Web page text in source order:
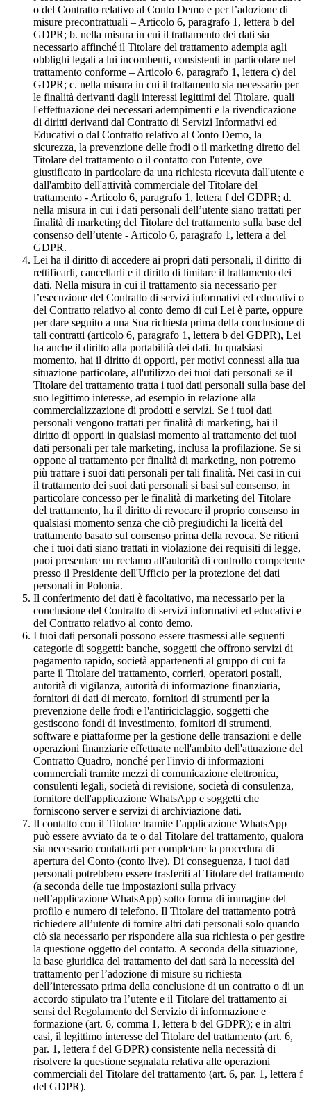
o del Contratto relativo al Conto Demo e per l’adozione di
misure precontrattuali – Articolo 6, paragrafo 1, lettera b del
GDPR; b. nella misura in cui il trattamento dei dati sia
necessario affinché il Titolare del trattamento adempia agli
obblighi legali a lui incombenti, consistenti in particolare nel
trattamento conforme – Articolo 6, paragrafo 1, lettera c) del
GDPR; c. nella misura in cui il trattamento sia necessario per
le finalità derivanti dagli interessi legittimi del Titolare, quali
l'effettuazione dei necessari adempimenti e la rivendicazione
di diritti derivanti dal Contratto di Servizi Informativi ed
Educativi o dal Contratto relativo al Conto Demo, la
sicurezza, la prevenzione delle frodi o il marketing diretto del
Titolare del trattamento o il contatto con l'utente, ove
giustificato in particolare da una richiesta ricevuta dall'utente e
dall'ambito dell'attività commerciale del Titolare del
trattamento - Articolo 6, paragrafo 1, lettera f del GDPR; d.
nella misura in cui i dati personali dell’utente siano trattati per
finalità di marketing del Titolare del trattamento sulla base del
consenso dell’utente - Articolo 6, paragrafo 1, lettera a del
GDPR.
Lei ha il diritto di accedere ai propri dati personali, il diritto di
rettificarli, cancellarli e il diritto di limitare il trattamento dei
dati. Nella misura in cui il trattamento sia necessario per
l’esecuzione del Contratto di servizi informativi ed educativi o
del Contratto relativo al conto demo di cui Lei è parte, oppure
per dare seguito a una Sua richiesta prima della conclusione di
tali contratti (articolo 6, paragrafo 1, lettera b del GDPR), Lei
ha anche il diritto alla portabilità dei dati. In qualsiasi
momento, hai il diritto di opporti, per motivi connessi alla tua
situazione particolare, all'utilizzo dei tuoi dati personali se il
Titolare del trattamento tratta i tuoi dati personali sulla base del
suo legittimo interesse, ad esempio in relazione alla
commercializzazione di prodotti e servizi. Se i tuoi dati
personali vengono trattati per finalità di marketing, hai il
diritto di opporti in qualsiasi momento al trattamento dei tuoi
dati personali per tale marketing, inclusa la profilazione. Se si
oppone al trattamento per finalità di marketing, non potremo
più trattare i suoi dati personali per tali finalità. Nei casi in cui
il trattamento dei suoi dati personali si basi sul consenso, in
particolare concesso per le finalità di marketing del Titolare
del trattamento, ha il diritto di revocare il proprio consenso in
qualsiasi momento senza che ciò pregiudichi la liceità del
trattamento basato sul consenso prima della revoca. Se ritieni
che i tuoi dati siano trattati in violazione dei requisiti di legge,
puoi presentare un reclamo all'autorità di controllo competente
presso il Presidente dell'Ufficio per la protezione dei dati
personali in Polonia.
Il conferimento dei dati è facoltativo, ma necessario per la
conclusione del Contratto di servizi informativi ed educativi e
del Contratto relativo al conto demo.
I tuoi dati personali possono essere trasmessi alle seguenti
categorie di soggetti: banche, soggetti che offrono servizi di
pagamento rapido, società appartenenti al gruppo di cui fa
parte il Titolare del trattamento, corrieri, operatori postali,
autorità di vigilanza, autorità di informazione finanziaria,
fornitori di dati di mercato, fornitori di strumenti per la
prevenzione delle frodi e l'antiriciclaggio, soggetti che
gestiscono fondi di investimento, fornitori di strumenti,
software e piattaforme per la gestione delle transazioni e delle
operazioni finanziarie effettuate nell'ambito dell'attuazione del
Contratto Quadro, nonché per l'invio di informazioni
commerciali tramite mezzi di comunicazione elettronica,
consulenti legali, società di revisione, società di consulenza,
fornitore dell'applicazione WhatsApp e soggetti che
forniscono server e servizi di archiviazione dati.
Il contatto con il Titolare tramite l’applicazione WhatsApp
può essere avviato da te o dal Titolare del trattamento, qualora
sia necessario contattarti per completare la procedura di
apertura del Conto (conto live). Di conseguenza, i tuoi dati
personali potrebbero essere trasferiti al Titolare del trattamento
(a seconda delle tue impostazioni sulla privacy
nell’applicazione WhatsApp) sotto forma di immagine del
profilo e numero di telefono. Il Titolare del trattamento potrà
richiedere all’utente di fornire altri dati personali solo quando
ciò sia necessario per rispondere alla sua richiesta o per gestire
la questione oggetto del contatto. A seconda della situazione,
la base giuridica del trattamento dei dati sarà la necessità del
trattamento per l’adozione di misure su richiesta
dell’interessato prima della conclusione di un contratto o di un
accordo stipulato tra l’utente e il Titolare del trattamento ai
sensi del Regolamento del Servizio di informazione e
formazione (art. 6, comma 1, lettera b del GDPR); e in altri
casi, il legittimo interesse del Titolare del trattamento (art. 6,
par. 1, lettera f del GDPR) consistente nella necessità di
risolvere la questione segnalata relativa alle operazioni
commerciali del Titolare del trattamento (art. 6, par. 1, lettera f
del GDPR).